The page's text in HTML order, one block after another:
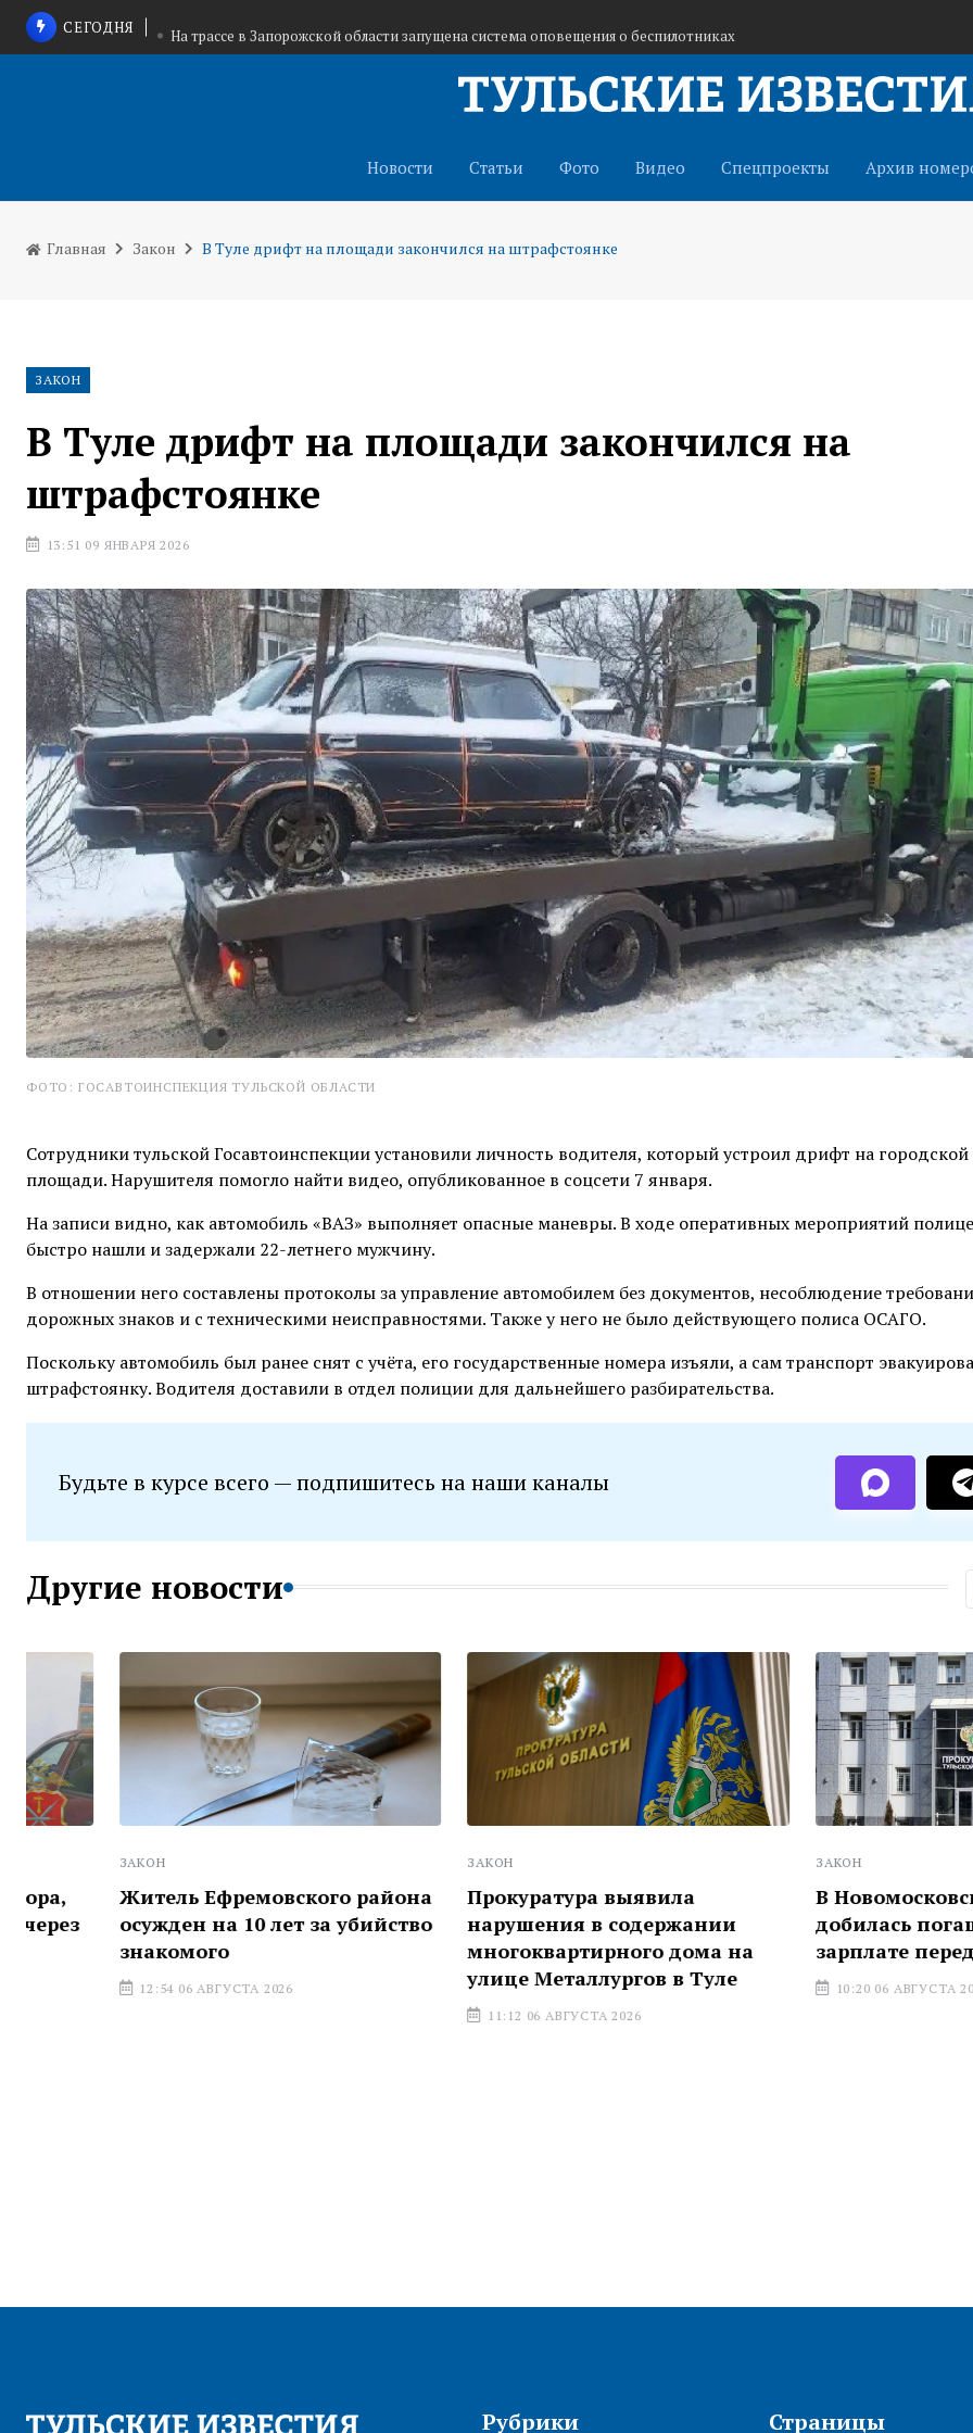
СЕГОДНЯ На трассе в Запорожской области запущена система оповещения о беспилотниках
В Тульской области объявлена ракетная опасность
Новости Статьи Фото Видео Спецпроекты Архив
Главная Закон В Туле дрифт на площади закончился на штрафстоянке
ЗАКОН
В Туле дрифт на площади закончился на
штрафстоянке
13:51 09 ЯНВАРЯ 2026
ФОТО: ГОСАВТОИНСПЕКЦИЯ ТУЛЬСКОЙ ОБЛАСТИ
Сотрудники тульской Госавтоинспекции установили личность водителя, который устроил дрифт на городской
площади. Нарушителя помогло найти видео, опубликованное в соцсети 7 января.
На записи видно, как автомобиль «ВАЗ» выполняет опасные маневры. В ходе оперативных мероприятий
быстро нашли и задержали 22-летнего мужчину.
В отношении него составлены протоколы за управление автомобилем без документов, несоблюдение
дорожных знаков и с техническими неисправностями. Также у него не было действующего полиса ОСАГО.
Поскольку автомобиль был ранее снят с учёта, его государственные номера изъяли, а сам транспорт
штрафстоянку. Водителя доставили в отдел полиции для дальнейшего разбирательства.
Будьте в курсе всего — подпишитесь на наши каналы
Другие новости
Житель Ефремовского района
осужден на 10 лет за убийство
знакомого
12:54 06 АВГУСТА 2026
Прокуратура выявила
нарушения в содержании
многоквартирного дома на
улице Металлургов в Туле
11:12 06 АВГУСТА 2026
В Новомосковске
добилась погашения
зарплате перед
10:20 06 АВГУСТА 2026
Рубрики Страницы